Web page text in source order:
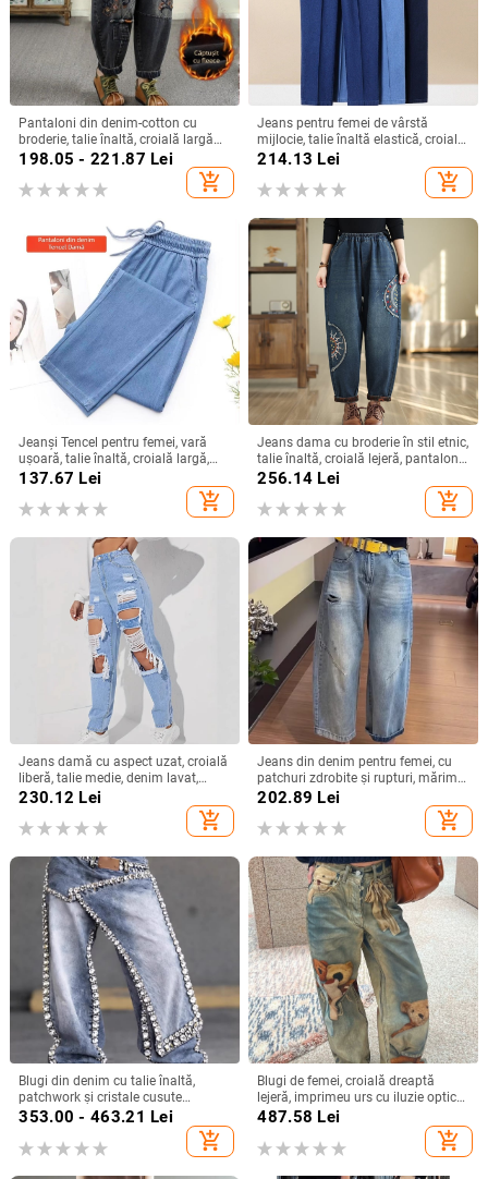
Pantaloni din denim-cotton cu
broderie, talie înaltă, croială largă
tip harém, lungime 9/10,
microelastic, stil etno-literar retro.
198.05 - 221.87 Lei
add_shopping_cart
Jeans pentru femei de vârstă
mijlocie, talie înaltă elastică, croială
dreaptă, lungime ¾, largi,
214.13 Lei
add_shopping_cart
Jeanși Tencel pentru femei, vară
ușoară, talie înaltă, croială largă,
croială drapată, model 2026, plus
137.67 Lei
add_shopping_cart
Jeans dama cu broderie în stil etnic,
talie înaltă, croială lejeră, pantaloni
harem, mărime plus
256.14 Lei
add_shopping_cart
Jeans damă cu aspect uzat, croială
liberă, talie medie, denim lavat,
bumbac 70–80% / poliester 30–
230.12 Lei
add_shopping_cart
Jeans din denim pentru femei, cu
patchuri zdrobite și rupturi, mărime
plus, vară 2025, stil nou, croială
202.89 Lei
add_shopping_cart
Blugi din denim cu talie înaltă,
patchwork și cristale cusute
manual, drepti, largi pentru femei,
353.00 - 463.21 Lei
add_shopping_cart
Blugi de femei, croială dreaptă
lejeră, imprimeu urs cu iluzie optică,
toamnă–iarna 2025
487.58 Lei
add_shopping_cart